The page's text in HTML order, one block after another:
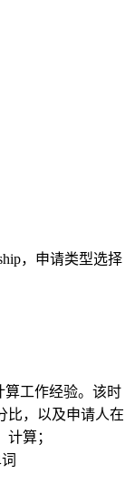
，申请类型选择
算工作经验。该时
比，以及申请人在
算；